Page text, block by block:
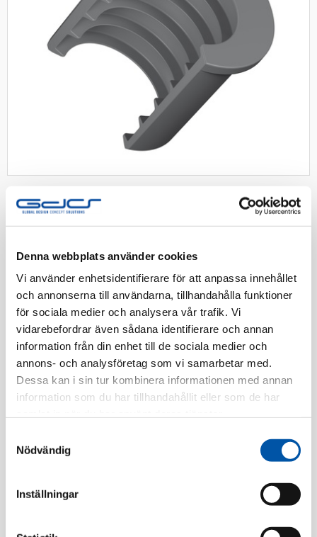
Denna webbplats använder cookies
Vi använder enhetsidentifierare för att anpassa innehållet
och annonserna till användarna, tillhandahålla funktioner
för sociala medier och analysera vår trafik. Vi
vidarebefordrar även sådana identifierare och annan
information från din enhet till de sociala medier och
annons- och analysföretag som vi samarbetar med.
Dessa kan i sin tur kombinera informationen med annan
information som du har tillhandahållit eller som de har
Nödvändig
Inställningar
Dutts clips flexrör 20mm 4-pack
Stopp och avslut till flexrör. Säljs i förpackning om 4st
Artnr:
1401020-2
EAN-kod:
7350017780376
Tillv. Artnr:
Dutts 20
Finns i lager
Registrera dig
Beskrivning